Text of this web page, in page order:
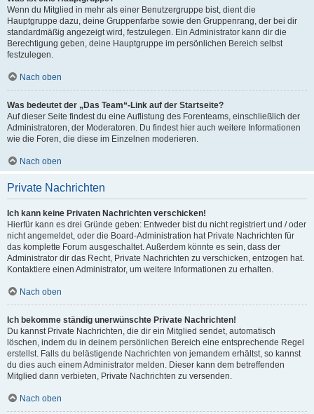
Wenn du Mitglied in mehr als einer Benutzergruppe bist, dient die
Hauptgruppe dazu, deine Gruppenfarbe sowie den Gruppenrang, der bei dir
standardmäßig angezeigt wird, festzulegen. Ein Administrator kann dir die
Berechtigung geben, deine Hauptgruppe im persönlichen Bereich selbst
festzulegen.
Nach oben
Was bedeutet der „Das Team“-Link auf der Startseite?
Auf dieser Seite findest du eine Auflistung des Forenteams, einschließlich der
Administratoren, der Moderatoren. Du findest hier auch weitere Informationen
wie die Foren, die diese im Einzelnen moderieren.
Nach oben
Private Nachrichten
Ich kann keine Privaten Nachrichten verschicken!
Hierfür kann es drei Gründe geben: Entweder bist du nicht registriert und / oder
nicht angemeldet, oder die Board-Administration hat Private Nachrichten für
das komplette Forum ausgeschaltet. Außerdem könnte es sein, dass der
Administrator dir das Recht, Private Nachrichten zu verschicken, entzogen hat.
Kontaktiere einen Administrator, um weitere Informationen zu erhalten.
Nach oben
Ich bekomme ständig unerwünschte Private Nachrichten!
Du kannst Private Nachrichten, die dir ein Mitglied sendet, automatisch
löschen, indem du in deinem persönlichen Bereich eine entsprechende Regel
erstellst. Falls du belästigende Nachrichten von jemandem erhältst, so kannst
du dies auch einem Administrator melden. Dieser kann dem betreffenden
Mitglied dann verbieten, Private Nachrichten zu versenden.
Nach oben